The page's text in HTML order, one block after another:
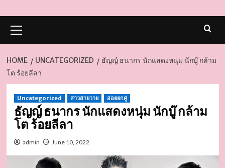
Menu
HOME UNCATEGORIZED
ธัญญ์ ธนากร นักแสดงหนุ่ม นักบู๊ กล้าม
โต ร้อยลีลา
Uncategorized สาวสายวาย อ่อยยกคู่
ธัญญ์ ธนากร นักแสดงหนุ่ม นักบู๊ กล้าม
โต ร้อยลีลา
admin June 10, 2022